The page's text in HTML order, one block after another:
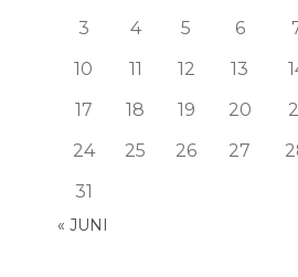
3
4 5 6
10
11 12 13
17
18 19 20
24
25 26 27
31
« JUNI